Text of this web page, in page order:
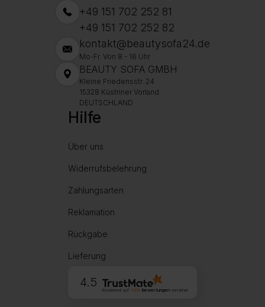
+49 151 702 252 81
+49 151 702 252 82
kontakt@beautysofa24.de
Mo-Fr. Von 8 - 16 Uhr
BEAUTY SOFA GMBH
Kleine Friedensstr. 24
15328 Küstriner Vorland
DEUTSCHLAND
Hilfe
Über uns
Widerrufsbelehrung
Zahlungsarten
Reklamation
Rückgabe
Lieferung
4.5
Basierend auf 1999Bewertungen von jeher